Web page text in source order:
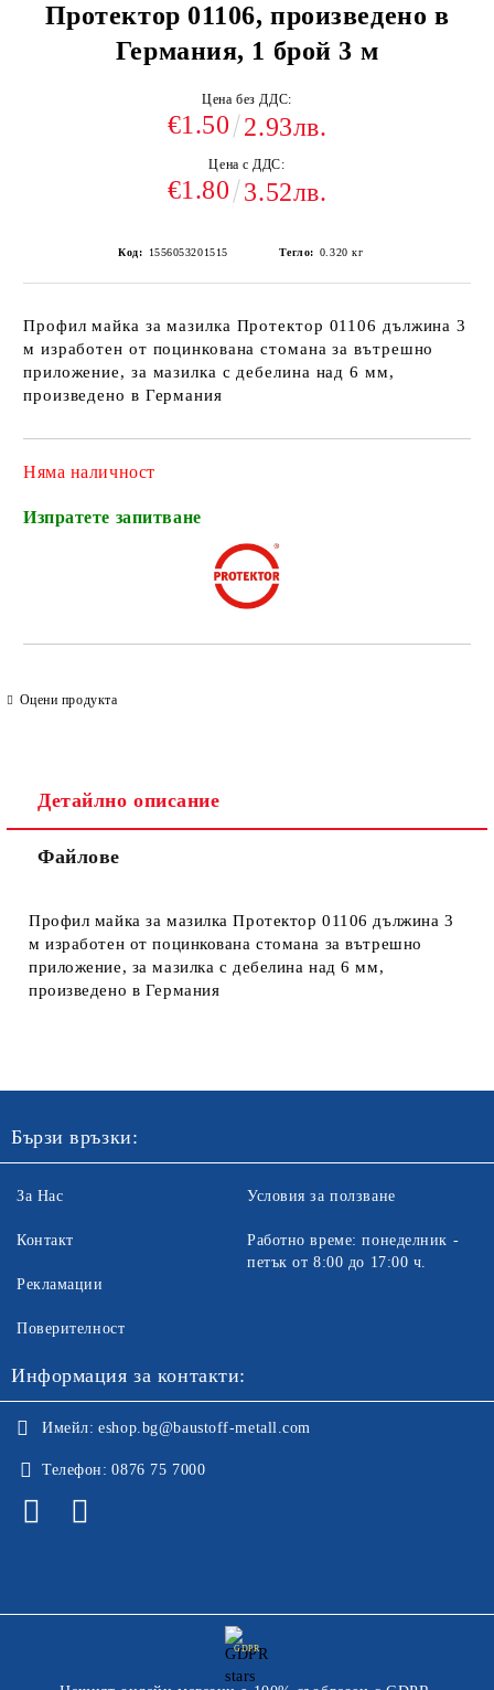
Протектор 01106, произведено в
Германия, 1 брой 3 м
Цена без ДДС:
€1.50 2.93лв.
Цена с ДДС:
€1.80 3.52лв.
Код: 1556053201515 Тегло: 0.320 кг
Профил майка за мазилка Протектор 01106 дължина 3
м изработен от поцинкована стомана за вътрешно
приложение, за мазилка с дебелина над 6 мм,
произведено в Германия
Няма наличност
Изпратете запитване
Оцени продукта
Детайлно описание
Файлове
Профил майка за мазилка Протектор 01106 дължина 3
м изработен от поцинкована стомана за вътрешно
приложение, за мазилка с дебелина над 6 мм,
произведено в Германия
Бързи връзки:
За Нас
Контакт
Рекламации
Поверителност
Условия за ползване
Работно време: понеделник -
петък от 8:00 до 17:00 ч.
Информация за контакти:
Имейл: eshop.bg@baustoff-metall.com
Телефон: 0876 75 7000
GDPR